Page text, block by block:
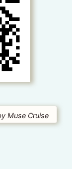
Muse Cruise